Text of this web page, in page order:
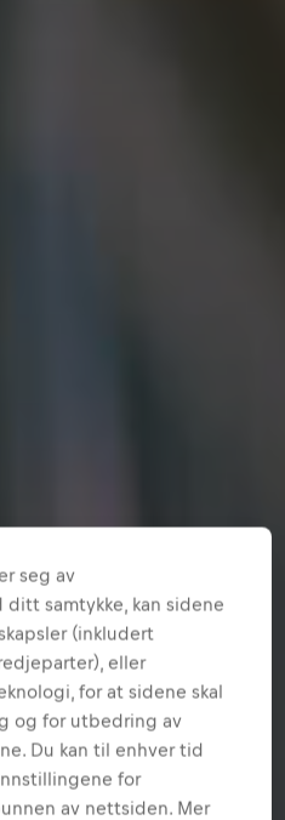
seg av
ditt samtykke, kan sidene
(inkludert
eller
for at sidene skal
og for utbedring av
Du kan til enhver tid
for
av nettsiden. Mer